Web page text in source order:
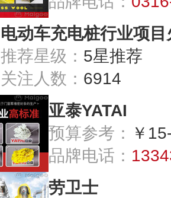
电动车充电桩行业项
推荐星级： 5星推荐
关注人数： 6914
亚泰YATAI
预算参考：
￥
品牌电话：
劳卫士